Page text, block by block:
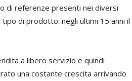
di referenze presenti nei diversi
di prodotto: negli ultimi 15 anni il
a libero servizio e quindi
una costante crescita arrivando